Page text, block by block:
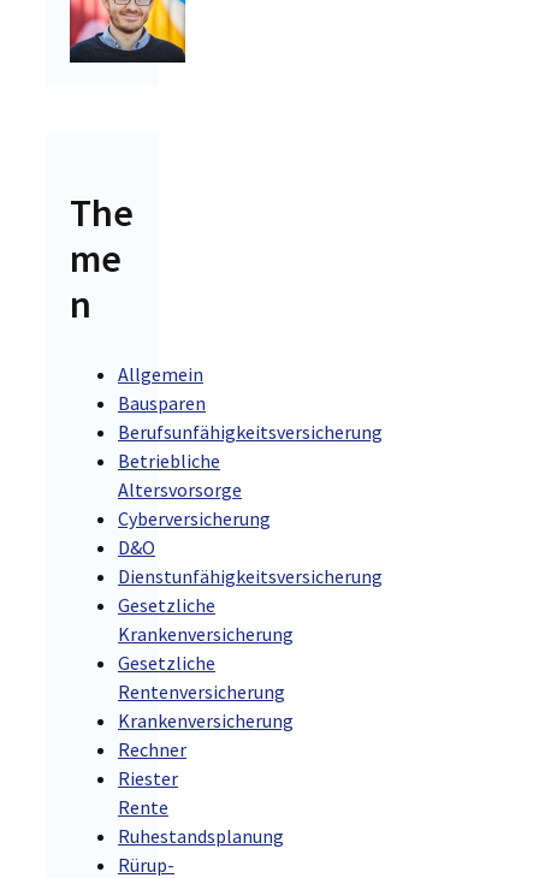
The
me
n
Allgemein
Bausparen
Berufsunfähigkeitsversicherung
Betriebliche
Altersvorsorge
Cyberversicherung
D&O
Dienstunfähigkeitsversicherung
Gesetzliche
Krankenversicherung
Gesetzliche
Rentenversicherung
Krankenversicherung
Rechner
Riester
Rente
Ruhestandsplanung
Rürup-